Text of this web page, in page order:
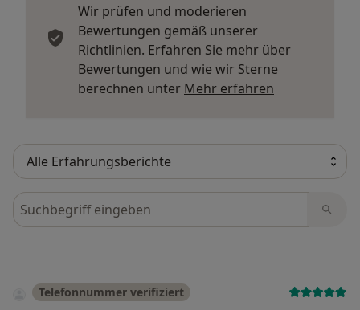
Wir prüfen und moderieren
Bewertungen gemäß unserer
Richtlinien. Erfahren Sie mehr über
Bewertungen und wie wir Sterne
berechnen unter Mehr erfahren
Bewertungen durchsuchen
Telefonnummer verifiziert